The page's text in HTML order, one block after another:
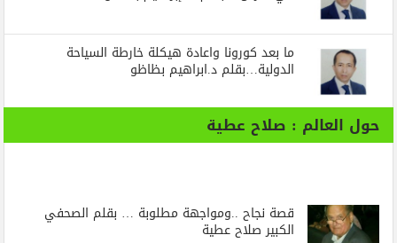
ما بعد كورونا واعادة هيكلة خارطة السياحة
الدولية…بقلم د.ابراهيم بظاظو
حول العالم : صلاح عطية
قصة نجاح ..ومواجهة مطلوبة … بقلم الصحفي
الكبير صلاح عطية